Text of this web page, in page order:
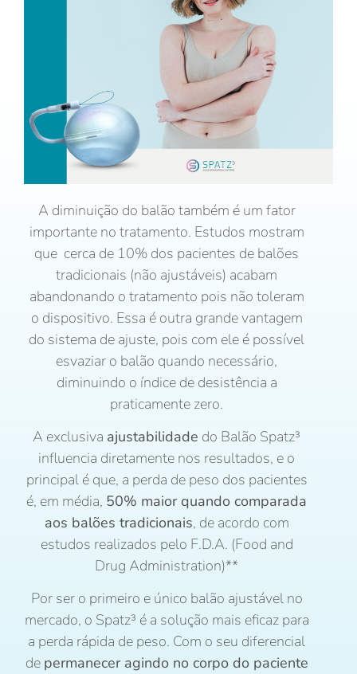
A diminuição do balão também é um fator
importante no tratamento. Estudos mostram
que cerca de 10% dos pacientes de balões
tradicionais (não ajustáveis) acabam
abandonando o tratamento pois não toleram
o dispositivo. Essa é outra grande vantagem
do sistema de ajuste, pois com ele é possível
esvaziar o balão quando necessário,
diminuindo o índice de desistência a
praticamente zero.
A exclusiva ajustabilidade do Balão Spatz³
influencia diretamente nos resultados, e o
principal é que, a perda de peso dos pacientes
é, em média, 50% maior quando comparada
aos balões tradicionais, de acordo com
estudos realizados pelo F.D.A. (Food and
Drug Administration)**
Por ser o primeiro e único balão ajustável no
mercado, o Spatz³ é a solução mais eficaz para
a perda rápida de peso. Com o seu diferencial
de permanecer agindo no corpo do paciente